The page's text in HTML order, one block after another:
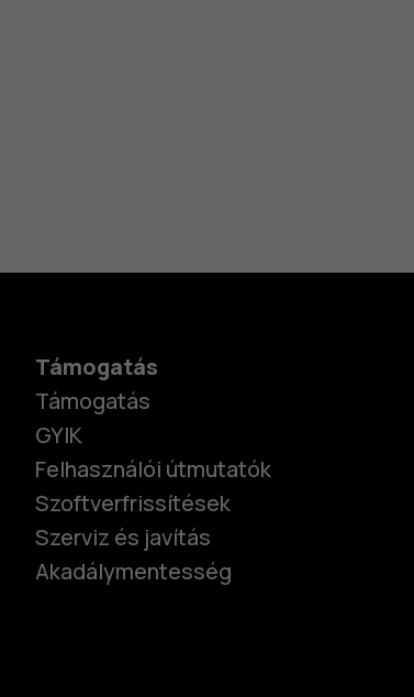
Támogatás
Támogatás
GYIK
Felhasználói útmutatók
Szoftverfrissítések
Szerviz és javítás
Akadálymentesség